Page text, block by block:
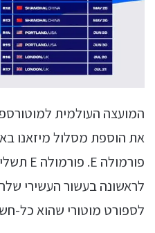
את הוספת מסלול מיזאנו
לראשונה בעשור העשירי
לספורט מוטורי שהוא כל-